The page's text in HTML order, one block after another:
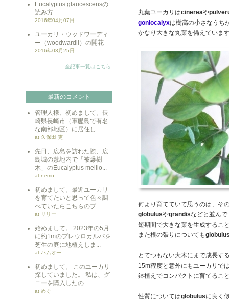
Eucalyptus glaucescensの
読み方
2016年04月07日
ユーカリ・ウッドワーディ
ー（woodwardii）の開花
2016年03月25日
全記事一覧はこちら
最新のコメント
管理人様、初めまして。長
崎県長崎市（軍艦島で有名
な南部地区）に居住し...
at 久保田 吏
先日、広島を訪れた際、広
島城の敷地内で「被爆樹
木」のEucalyptus mellio...
at nemo
初めまして。最近ユーカリ
を育てたいと思って色々調
べていたらこちらのブ...
at リリー
始めまして。 2023年の5月
に約1mのプレウロカルパを
芝生の庭に地植えしま...
at ハムオー
初めまして。 このユーカリ
探していました。 私は、グ
ニーを購入したの...
at めぐ
丸葉ユーカリはcinereaや
goniocalyxは樹高の小さなうち
かなり大きな丸葉を備えていま
何より育てていて思うのは、そ
globulusやgrandisなどと並ん
短期間で大きな葉を生成するこ
また根の張りについても
とてつもない大木にまで成長す
15m程度と意外にもユーカリで
鉢植えでコンパクトに育てるこ
性質についてはglobulusに良く